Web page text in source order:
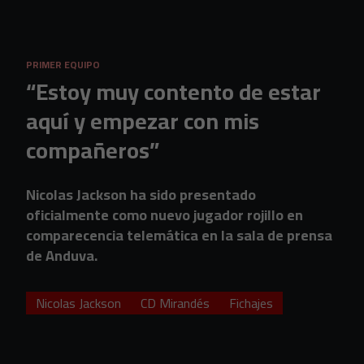
PRIMER EQUIPO
“Estoy muy contento de estar
aquí y empezar con mis
compañeros”
Nicolas Jackson ha sido presentado
oficialmente como nuevo jugador rojillo en
comparecencia telemática en la sala de prensa
de Anduva.
Nicolas Jackson CD Mirandés Fichajes